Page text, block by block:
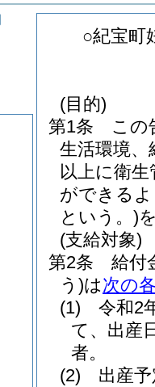
○紀宝町
(目的)
第1条
この
生活環境
以上に衛
ができる
という。)
(支給対象)
第2条
給付
う)は次の
(1)
令和2
て、出産
者。
(2)
出産